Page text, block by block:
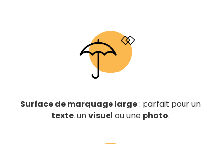
Surface de marquage large: parfait pour un
texte, unvisuel ou une photo.